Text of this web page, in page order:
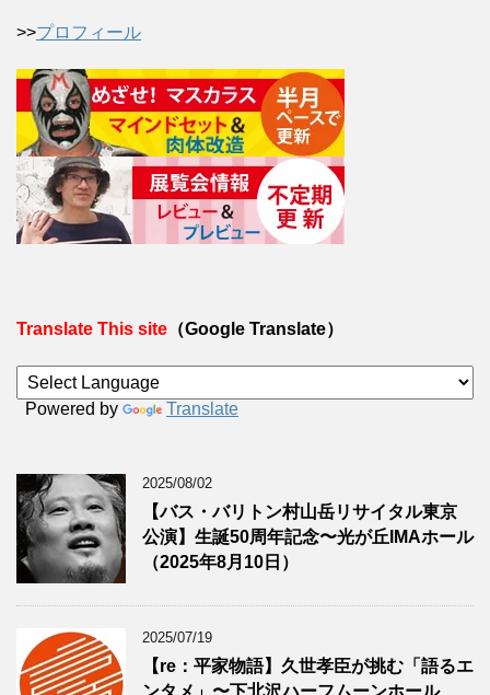
>>プロフィール
Translate This site （Google Translate）
Powered by Translate
2025/08/02
【バス・バリトン村山岳リサイタル東京
公演】生誕50周年記念〜光が丘IMAホール
（2025年8月10日）
2025/07/19
【re：平家物語】久世孝臣が挑む「語るエ
ンタメ」〜下北沢ハーフムーンホール